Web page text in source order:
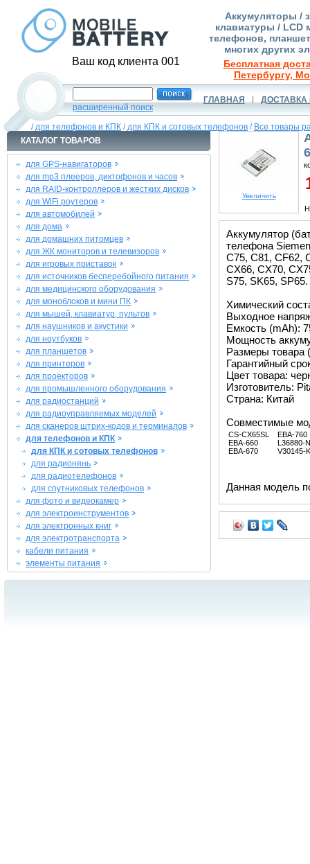
Ваш код клиента 001
Аккумуляторы /
клавиатуры / LCD
телефонов,
многих других
Бесплатная
Петербургу,
расширенный поиск
ГЛАВНАЯ ДОСТАВКА
/для телефонов и КПК /для КПК и сотовых телефонов / Все товары
КАТАЛОГ ТОВАРОВ
для GPS-навигаторов
для mp3 плееров, диктофонов и часов
для RAID-контроллеров и жестких дисков
для WiFi роутеров
для автомобилей
для дома
для домашних питомцев
для ЖК мониторов и телевизоров
для игровых приставок
для источников бесперебойного питания
для медицинского оборудования
для моноблоков и мини ПК
для мышей, клавиатур, пультов
для наушников и акустики
для ноутбуков
для планшетов
для принтеров
для проекторов
для промышленного оборудования
для радиостанций
для радиоуправляемых моделей
для сканеров штрих-кодов и терминалов
для телефонов и КПК
для КПК и сотовых телефонов
для радионянь
для радиотелефонов
для спутниковых телефонов
для фото и видеокамер
для электроинструментов
для электронных книг
для электротранспорта
кабели питания
элементы питания
Увеличить
Аккумулятор
телефона
C75, C81, CF62,
CX66, CX70,
S75, SK65, SP65.
Химический
Выходное
Емкость (mAh):
Мощность
Размеры товара
Гарантийный
Цвет товара:
Изготовитель:
Страна: Китай
Совместимые
CS-CX65SL
EBA-660
EBA-670
EBA-760
L36880-
V30145-
Данная модель